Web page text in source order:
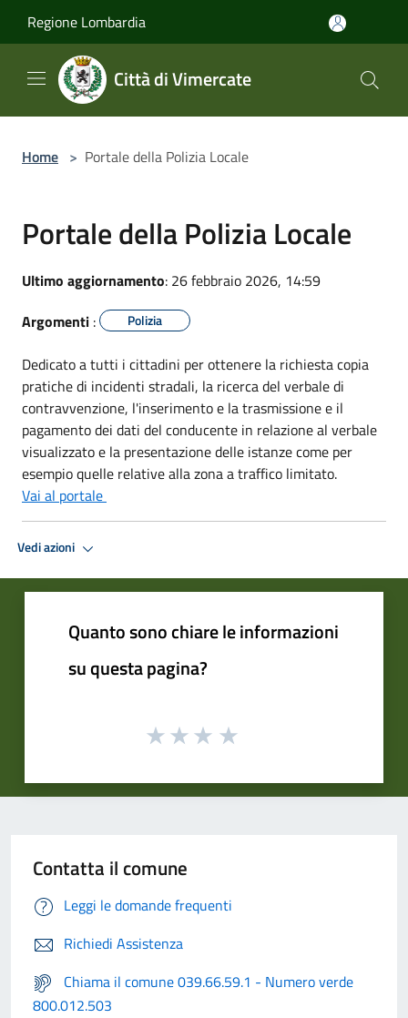
Regione Lombardia
Città di Vimercate
Home > Portale della Polizia Locale
Portale della Polizia Locale
Ultimo aggiornamento: 26 febbraio 2026, 14:59
Argomenti : Polizia
Dedicato a tutti i cittadini per ottenere la richiesta copia
pratiche di incidenti stradali, la ricerca del verbale di
contravvenzione, l'inserimento e la trasmissione e il
pagamento dei dati del conducente in relazione al verbale
visualizzato e la presentazione delle istanze come per
esempio quelle relative alla zona a traffico limitato.
Vai al portale
Vedi azioni
Quanto sono chiare le informazioni
su questa pagina?
Contatta il comune
Leggi le domande frequenti
Richiedi Assistenza
Chiama il comune 039.66.59.1 - Numero verde
800.012.503